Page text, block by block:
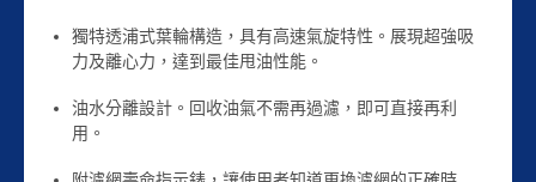
獨特透浦式葉輪構造，具有高速氣旋特性。展現超強吸
力及離心力，達到最佳甩油性能。
油水分離設計。回收油氣不需再過濾，即可直接再利
用。